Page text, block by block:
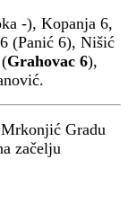
-), Kopanja 6,
(Panić 6), Nišić
Grahovac 6),
Gradu
začelju